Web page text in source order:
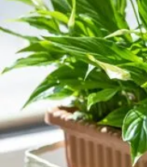
Какая подкормка
"женское